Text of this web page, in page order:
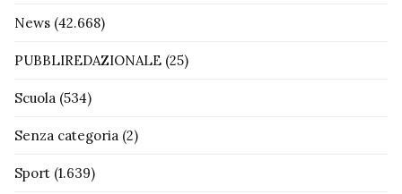
News (42.668)
PUBBLIREDAZIONALE (25)
Scuola (534)
Senza categoria (2)
Sport (1.639)